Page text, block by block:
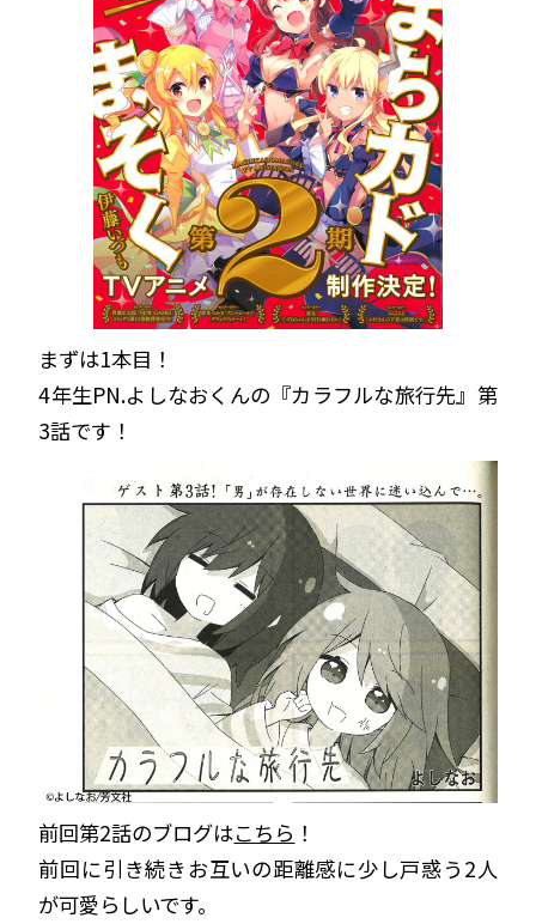
まずは1本目！
4年生PN.よしなおくんの『カラフルな旅行先』第
3話です！
前回第2話のブログはこちら ！
前回に引き続きお互いの距離感に少し戸惑う2人
が可愛らしいです。